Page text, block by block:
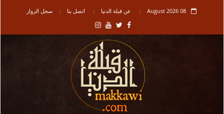
08 August 2026 عن قبلة الدنيا اتصل بنا سجل الزوار